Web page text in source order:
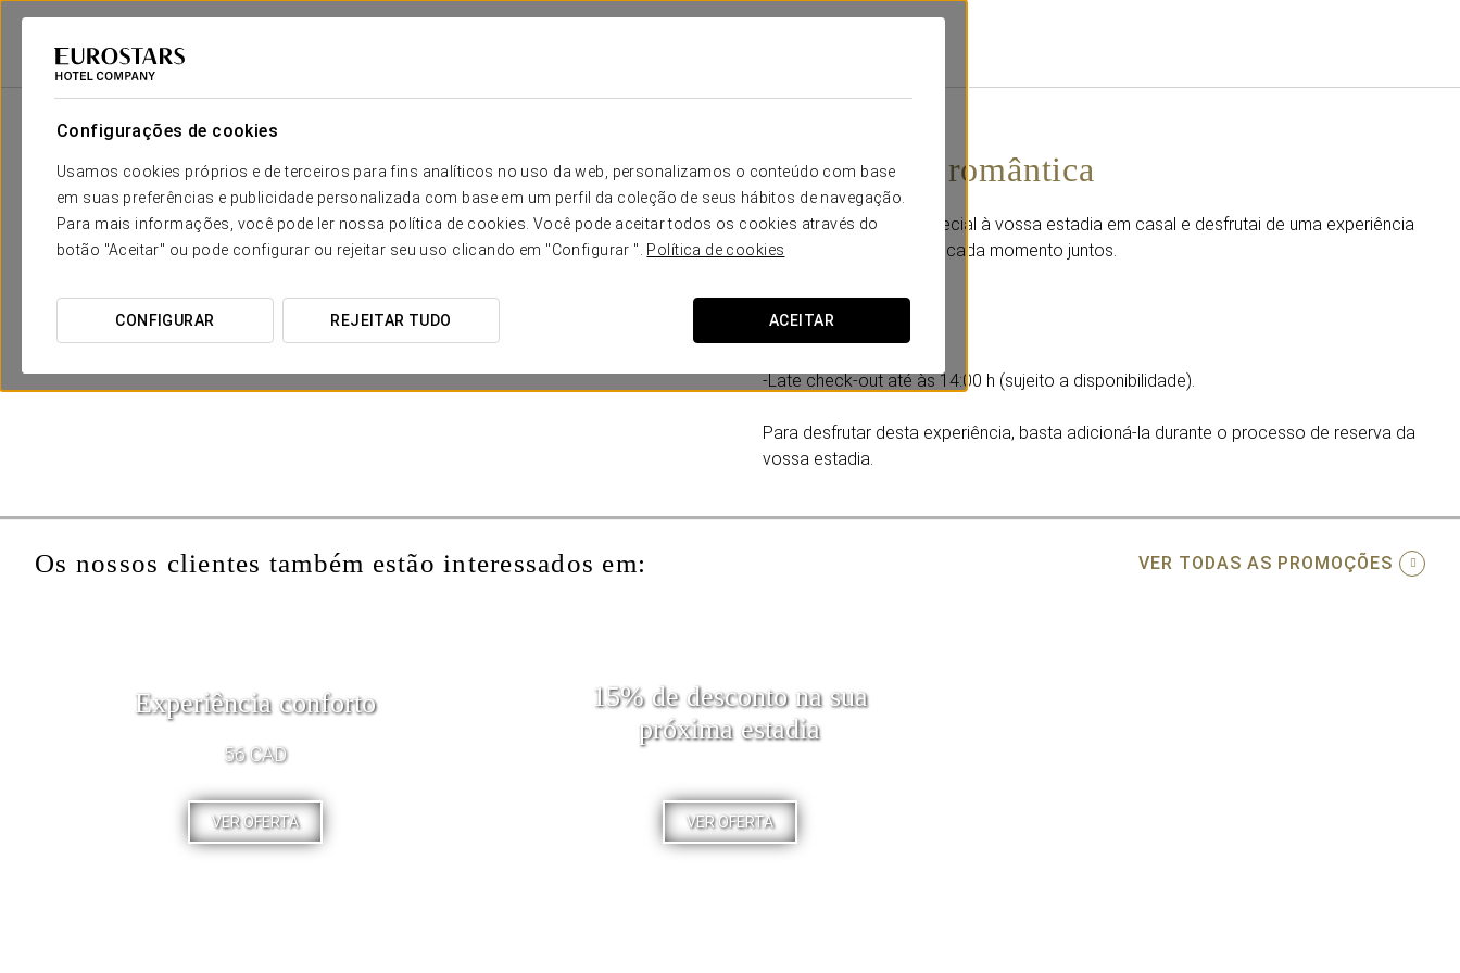
Configurações de cookies
Usamos cookies próprios e de terceiros para fins analíticos no uso da web, personalizamos o conteúdo com base
em suas preferências e publicidade personalizada com base em um perfil da coleção de seus hábitos de navegação.
Para mais informações, você pode ler nossa política de cookies. Você pode aceitar todos os cookies através do
botão "Aceitar" ou pode configurar ou rejeitar seu uso clicando em "Configurar ". Política de cookies
CONFIGURAR REJEITAR TUDO ACEITAR
Eurostars Hotel Company
Experiência romântica
Adicionai um toque especial à vossa estadia em casal e desfrutai de uma experiência
pensada para saborear cada momento juntos.
Inclui:
-Garrafa de cava.
-Late check-out até às 14:00 h (sujeito a disponibilidade).
Para desfrutar desta experiência, basta adicioná-la durante o processo de reserva da
vossa estadia.
Os nossos clientes também estão interessados em: VER TODAS AS PROMOÇÕES
Experiência conforto
56 CAD
VER OFERTA
15% de desconto na sua
próxima estadia
VER OFERTA